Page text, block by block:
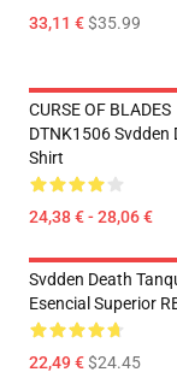
33,11 €$35.99
CURSE OF BLADES
DTNK1506 Svdden
Shirt
24,38 € - 28,06 €
Svdden Death
Esencial Superior
22,49 €$24.45